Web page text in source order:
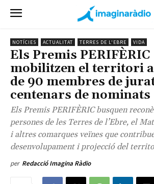
NOTÍCIES ACTUALITAT TERRES DE L'EBRE VIDA
Els Premis PERIFÈRIC
mobilitzen el territori
de 90 membres de
centenars de nominats
Els Premis PERIFÈRIC busquen
persones de les Terres de l’Ebre, el
i altres comarques veïnes que
desenvolupament i projecció del
per Redacció Imagina Ràdio